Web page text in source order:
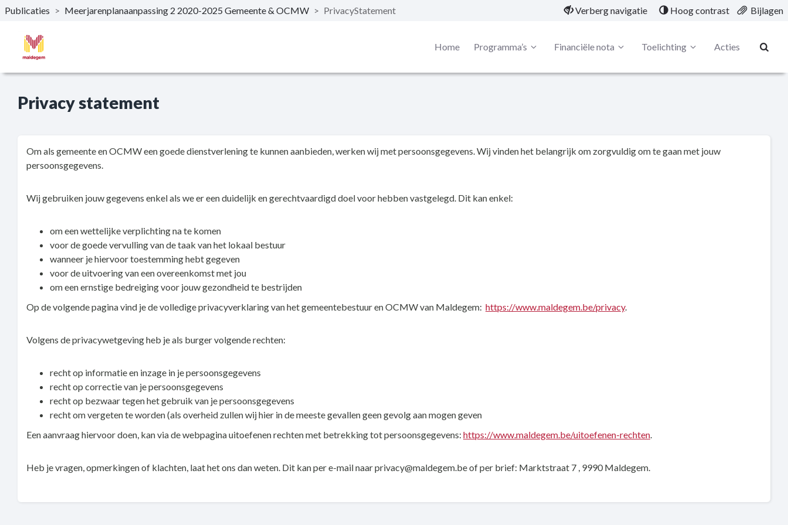
Naar hoofdinhoud
Publicaties > Meerjarenplanaanpassing 2 2020-2025 Gemeente & OCMW > PrivacyStatement Verberg navigatie Hoog contrast Bijlagen
Home Programma’s Financiële nota Toelichting Acties
Privacy statement
Om als gemeente en OCMW een goede dienstverlening te kunnen aanbieden, werken wij met persoonsgegevens. Wij vinden het belangrijk om zorgvuldig om te gaan met jouw
persoonsgegevens.
Wij gebruiken jouw gegevens enkel als we er een duidelijk en gerechtvaardigd doel voor hebben vastgelegd. Dit kan enkel:
om een wettelijke verplichting na te komen
voor de goede vervulling van de taak van het lokaal bestuur
wanneer je hiervoor toestemming hebt gegeven
voor de uitvoering van een overeenkomst met jou
om een ernstige bedreiging voor jouw gezondheid te bestrijden
Op de volgende pagina vind je de volledige privacyverklaring van het gemeentebestuur en OCMW van Maldegem: https://www.maldegem.be/privacy.
Volgens de privacywetgeving heb je als burger volgende rechten:
recht op informatie en inzage in je persoonsgegevens
recht op correctie van je persoonsgegevens
recht op bezwaar tegen het gebruik van je persoonsgegevens
recht om vergeten te worden (als overheid zullen wij hier in de meeste gevallen geen gevolg aan mogen geven
Een aanvraag hiervoor doen, kan via de webpagina uitoefenen rechten met betrekking tot persoonsgegevens: https://www.maldegem.be/uitoefenen-rechten.
Heb je vragen, opmerkingen of klachten, laat het ons dan weten. Dit kan per e-mail naar privacy@maldegem.be of per brief: Marktstraat 7 , 9990 Maldegem.